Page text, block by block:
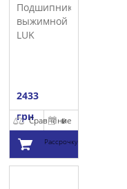
Подшипник
выжимной
LUK
2433
грнСравнение
В
Рассрочку